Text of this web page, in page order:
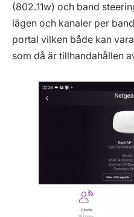
(802.11w) och band
lägen och kanaler per
portal vilken både kan
som då är tillhandahållen